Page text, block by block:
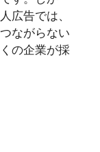
広告では、
ながらない
の企業が採